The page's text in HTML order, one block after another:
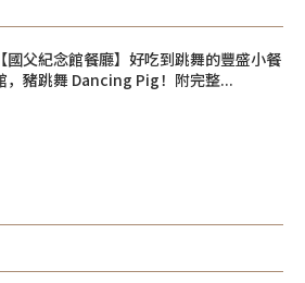
【國父紀念館餐廳】好吃到跳舞的豐盛小餐
，豬跳舞 Dancing Pig！附完整...